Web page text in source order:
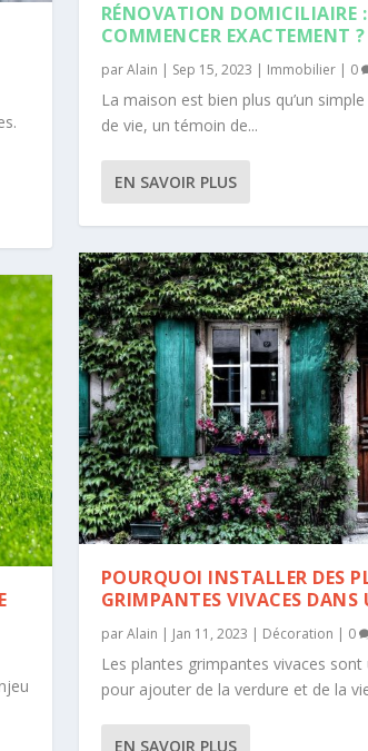
RÉNOVATION DOMICILIAIRE
COMMENCER EXACTEMENT ?
parAlain | Sep 15, 2023 | Immobilier| 0
La maison est bien plus qu’un simple
de vie, un témoin de...
EN SAVOIR PLUS
POURQUOI INSTALLER DES
GRIMPANTES VIVACES
parAlain | Jan 11, 2023 | Décoration | 0
Les plantes grimpantes vivaces
pour ajouter de la verdure et de la
EN SAVOIR PLUS